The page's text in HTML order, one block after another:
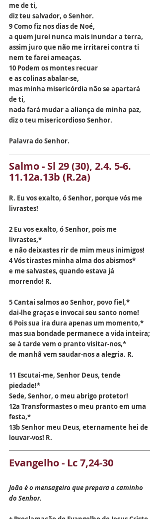
me de ti,
diz teu salvador, o Senhor.
9 Como fiz nos dias de Noé,
a quem jurei nunca mais inundar a terra,
assim juro que não me irritarei contra ti
nem te farei ameaças.
10 Podem os montes recuar
e as colinas abalar-se,
mas minha misericórdia não se apartará
de ti,
nada fará mudar a aliança de minha paz,
diz o teu misericordioso Senhor.
Palavra do Senhor.
Salmo - Sl 29 (30), 2.4. 5-6.
11.12a.13b (R.2a)
R. Eu vos exalto, ó Senhor, porque vós me
livrastes!
2 Eu vos exalto, ó Senhor, pois me
livrastes,*
e não deixastes rir de mim meus inimigos!
4 Vós tirastes minha alma dos abismos*
e me salvastes, quando estava já
morrendo! R.
5 Cantai salmos ao Senhor, povo fiel,*
dai-lhe graças e invocai seu santo nome!
6 Pois sua ira dura apenas um momento,*
mas sua bondade permanece a vida inteira;
se à tarde vem o pranto visitar-nos,*
de manhã vem saudar-nos a alegria. R.
11 Escutai-me, Senhor Deus, tende
piedade!*
Sede, Senhor, o meu abrigo protetor!
12a Transformastes o meu pranto em uma
festa,*
13b Senhor meu Deus, eternamente hei de
louvar-vos! R.
Evangelho - Lc 7,24-30
João é o mensageiro que prepara o caminho
do Senhor.